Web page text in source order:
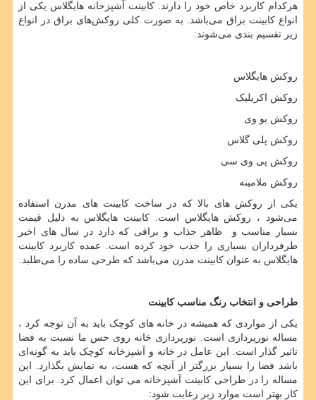
هرکدام کاربرد خاص خود را دارند. کابینت آشپزخانه هایگلاس یکی از
انواع کابینت براق می‌باشد. به صورت کلی روکشهای براق در انواع
زیر تقسیم بندی می‌شوند:
روکش هایگلاس
روکش اکریلیک
روکش یو وی
روکش پلی گلاس
روکش پی وی سی
روکش ملامینه
یکی از روکش های بالا که در ساخت کابینت های مدرن استفاده
می‌شود ، روکش هایگلاس است. کابینت هایگلاس به دلیل قیمت
بسیار مناسب و ظاهر جذاب و براقی که دارد در سال‌ های اخیر
طرفرداران بسیاری را جذب خود کرده است. عمده کاربرد کابینت
هایگلاس به عنوان کابینت مدرن می‌باشد که طرحی ساده را می‌طلبد.
طراحی و انتخاب رنگ مناسب کابینت
یکی از مواردی که همیشه در خانه های کوچک باید به آن توجه کرد ،
مساله نورپردازی است. نورپردازی خانه روی حس ما نسبت به فضا
تاثیر گذار است. این عامل در خانه و آشپزخانه کوچک باید به گونه‌ای
باشد فضا را بسیار بزرگتر از آنچه که هست، به نمایش بگذارد. این
مساله را در طراحی کابینت آشپزخانه می توان اعمال کرد. برای این
کار بهتر است موارد زیر رعایت شود: